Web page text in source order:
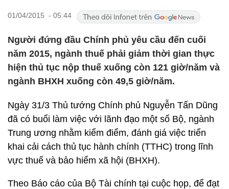
01/04/2015 - 05:44
Người đứng đầu Chính phủ yêu cầu đến cuối
năm 2015, ngành thuế phải giảm thời gian thực
hiện thủ tục nộp thuế xuống còn 121 giờ/năm và
ngành BHXH xuống còn 49,5 giờ/năm.
Ngày 31/3 Thủ tướng Chính phủ Nguyễn Tấn Dũng
đã có buổi làm việc với lãnh đạo một số Bộ, ngành
Trung ương nhằm kiểm điểm, đánh giá việc triển
khai cải cách thủ tục hành chính (TTHC) trong lĩnh
vực thuế và bảo hiểm xã hội (BHXH).
Theo Báo cáo của Bộ Tài chính tại cuộc họp, để đạt